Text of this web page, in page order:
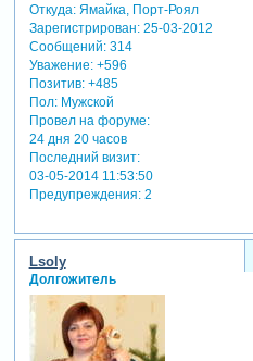
Откуда:Ямайка, Порт-Роял
Зарегистрирован: 25-03-2012
Сообщений:314
Уважение: +596
Позитив: +485
Пол:Мужской
Провел на форуме:
24 дня 20 часов
Последний визит:
03-05-2014 11:53:50
Предупреждения:2
Lsoly
Долгожитель